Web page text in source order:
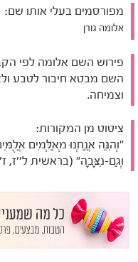
מפורסמים בעלי אותו שם:
אלומה גורן
פירוש השם אלומה לפי
השם מבטא חיבור לטבע
וצמיחה.
ציטוט מן המקורות:
"וְהִנֵּה אֲנַחְנוּ מְאַלְּמִים
וְגַם-נִצָּבָה" (בראשית ל''ז,